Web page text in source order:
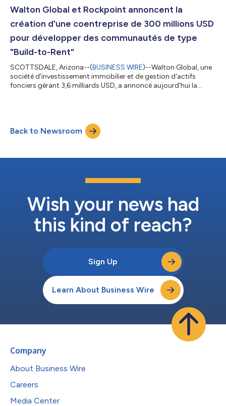
investisseurs et plus de 7 millions USD devraient l’être à la fin du
Walton Global et Rockpoint annoncent la
création d'une coentreprise de 300 millions USD
pour développer des communautés de type
"Build-to-Rent"
SCOTTSDALE, Arizona--(BUSINESS WIRE)--Walton Global, une
société d'investissement immobilier et de gestion d'actifs
fonciers gérant 3,6 milliards USD, a annoncé aujourd'hui la
individuelles de type communautés locatives à travers les
États-Unis. Rockpoint a l'intention d'investir jusqu'à 300
millions USD en fonds propres dans la b...
Back to Newsroom
Wish your news had
this kind of reach?
Sign Up
Learn About Business Wire
Company
About Business Wire
Careers
Media Center